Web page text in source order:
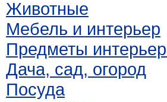
Животные
Мебель и интерьер
Предметы
Дача, сад, огород
Посуда